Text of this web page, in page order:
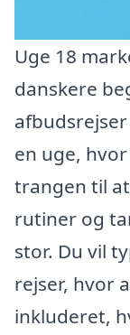
Uge 18
danskere
en uge,
trangen til
rutiner og
stor. Du vil
rejser, hvor
inkluderet,